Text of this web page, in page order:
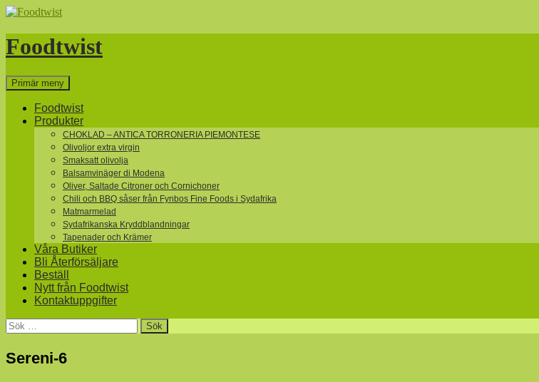
Hoppa
innehåll
Foodtwist
Sök
Primär meny
Foodtwist
Produkter
CHOKLAD – ANTICA TORRONERIA PIEMONTESE
Olivoljor extra virgin
Smaksatt olivolja
Balsamvinäger di Modena
Oliver, Saltade Citroner och Cornichoner
Chili och BBQ såser från Fynbos Fine Foods i Sydafrika
Matmarmelad
Sydafrikanska Kryddblandningar
Tapenader och Krämer
Våra Butiker
Bli Återförsäljare
Beställ
Nytt från Foodtwist
Kontaktuppgifter
Sök
efter:
Sereni-6